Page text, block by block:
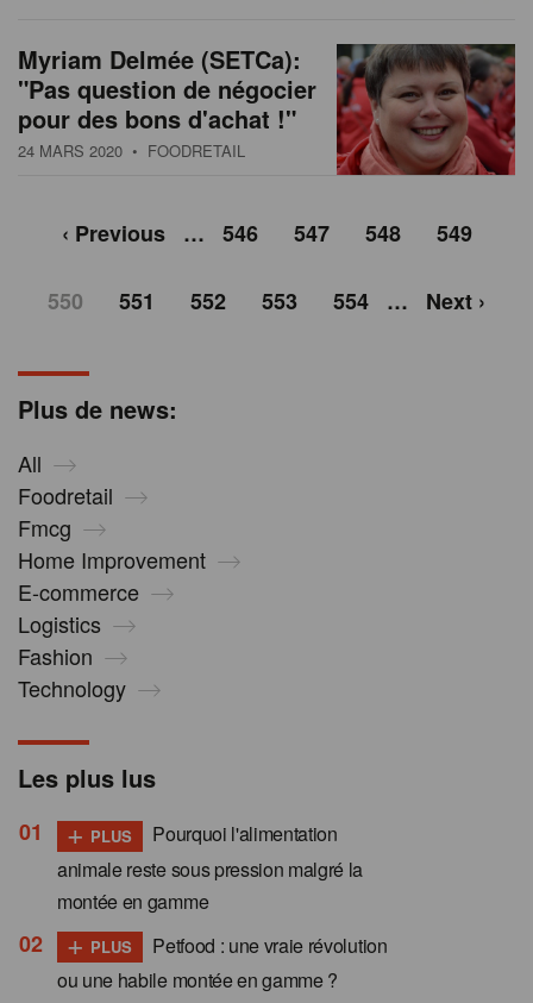
Plus de news:
All
Foodretail
Fmcg
Home Improvement
E-commerce
Logistics
Fashion
Technology
Myriam Delmée (SETCa):
"Pas question de négocier
pour des bons d'achat !"
24 MARS 2020 • FOODRETAIL
‹ Previous … 546 547 548 549
550 551 552 553 554 … Next ›
Les plus lus
+ PLUS
Pourquoi l'alimentation
animale reste sous pression malgré la
montée en gamme
+ PLUS
Petfood : une vraie révolution
ou une habile montée en gamme ?